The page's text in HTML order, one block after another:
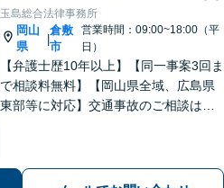
玉島総合法律事務所
岡山
県
|
倉敷
市
営業時間：09:00~18:00（平
日）
【弁護士歴10年以上】【同一事案3回ま
で相談料無料】【岡山県全域、広島県
東部等に対応】交通事故のご相談はお
る方、ご相談ください。